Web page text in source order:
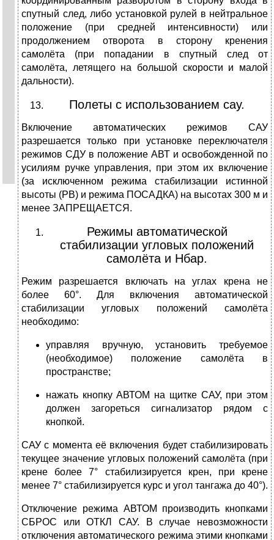
спутный след, либо установкой рулей в нейтральное
положение (при средней интенсивности) или
продолжением отворота в сторону кренения
самолёта (при попадании в спутный след от
самолёта, летящего на большой скорости и малой
дальности).
Полеты с использованием сау.
Включение автоматических режимов САУ
разрешается только при установке переключателя
режимов СДУ в положение АВТ и освобожденной по
усилиям ручке управления, при этом их включение
(за исключенном режима стабилизации истинной
высоты (РВ) и режима ПОСАДКА) на высотах 300 м и
менее ЗАПРЕЩАЕТСЯ.
Режимы автоматической
стабилизации угловых положений
самолёта и Нбар.
Режим разрешается включать на углах крена не
более 60°. Для включения автоматической
стабилизации угловых положений самолёта
необходимо:
управляя вручную, установить требуемое
(необходимое) положение самолёта в
пространстве;
нажать кнопку АВТОМ на щитке САУ, при этом
должен загореться сигнализатор рядом с
кнопкой.
САУ с момента её включения будет стабилизировать
текущее значение угловых положений самолёта (при
крене более 7° стабилизируется крен, при крене
менее 7° стабилизируется курс и угол тангажа до 40°).
Отключение режима АВТОМ производить кнопками
СБРОС или ОТКЛ САУ. В случае невозможности
отключения автоматического режима этими кнопками